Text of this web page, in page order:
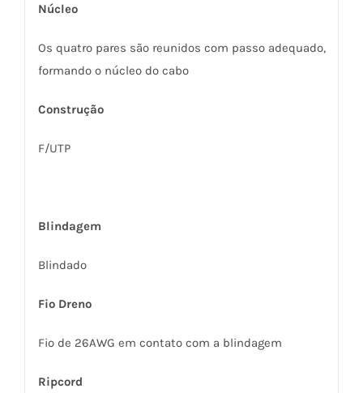
Núcleo
Os quatro pares são reunidos com passo adequado,
formando o núcleo do cabo
Construção
F/UTP
Blindagem
Blindado
Fio Dreno
Fio de 26AWG em contato com a blindagem
Ripcord